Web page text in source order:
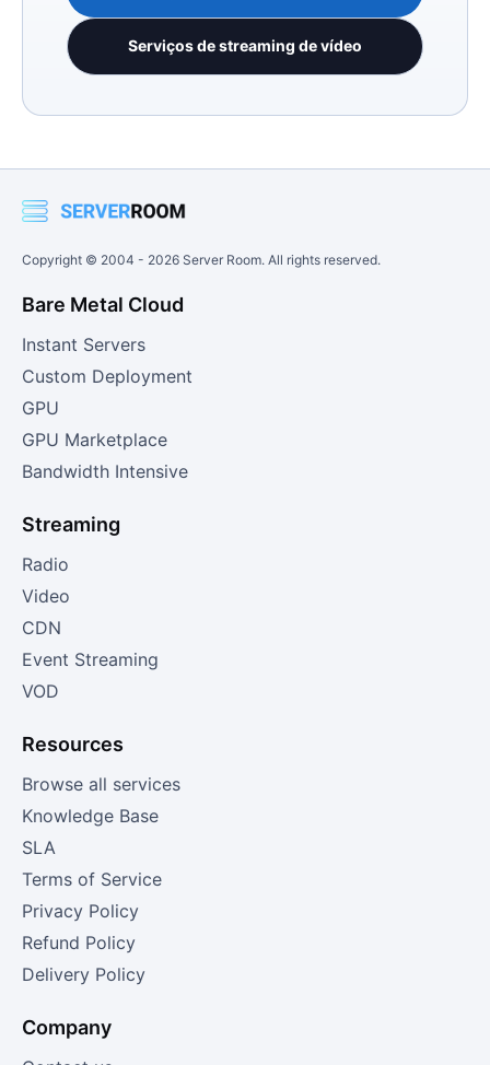
Serviços de streaming de vídeo
Copyright © 2004 - 2026 Server Room. All rights reserved.
Bare Metal Cloud
Instant Servers
Custom Deployment
GPU
GPU Marketplace
Bandwidth Intensive
Streaming
Radio
Video
CDN
Event Streaming
VOD
Resources
Browse all services
Knowledge Base
SLA
Terms of Service
Privacy Policy
Refund Policy
Delivery Policy
Company